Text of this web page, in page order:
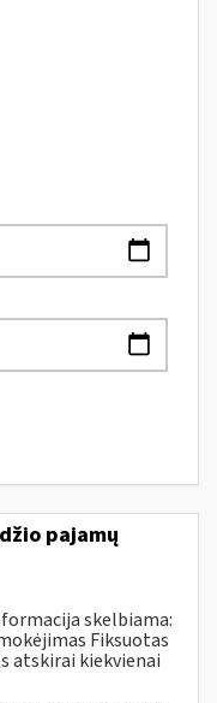
pajamų
skelbiama:
Fiksuotas
atskirai kiekvienai